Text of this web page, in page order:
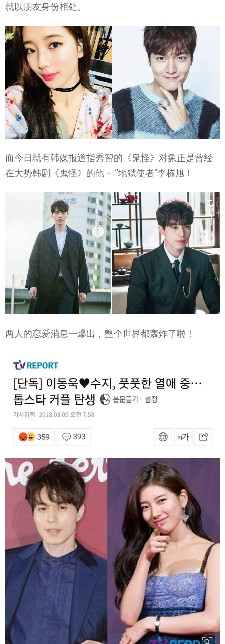
就以朋友身份相处。
而今日就有韩媒报道指秀智的《鬼怪》对象正是曾经
在大势韩剧《鬼怪》的他 – “地狱使者”李栋旭！
两人的恋爱消息一爆出，整个世界都轰炸了啦！